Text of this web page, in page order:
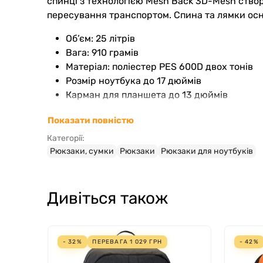
пересування транспортом. Спина та лямки
Об’єм: 25 літрів
Вага: 910 грамів
Матеріал: поліестер PES 600D двох тонів
Розмір ноутбука до 17 дюймів
Карман для планшета до 13 дюймів
Головне відділення відкривається на всю
для ключів, а також кишеня із сітчастою
Рюкзак Freetime URBAN 25 L вийшов у
Переваги для
Показати повністю
Категорії:
Рюкзаки, сумки
Рюкзаки Рюкзаки для ноутбуків
Дивіться також
- 32% ПЕРЕВАГА1 029 ГРН - 42%